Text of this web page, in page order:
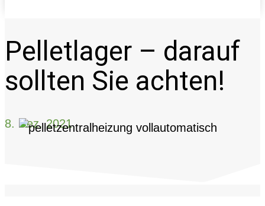
Pelletlager – darauf
sollten Sie achten!
8. Dez. 2021